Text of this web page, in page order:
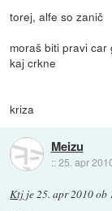
torej, alfe so zanič
moraš biti pravi
kaj crkne
kriza
Meizu
::25. apr
Ktj je25. apr 2010 ob